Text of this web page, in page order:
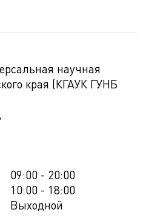
научная
края (КГАУК ГУНБ
09:00 - 20:00
10:00 - 18:00
Выходной